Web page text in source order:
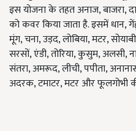
इस योजना के तहत अनाज, बाजरा,
को कवर किया जाता है. इसमें धान,
मूंग, चना, उड़द, लोबिया, मटर,
सरसों, एंडी, तोरिया, कुसुम,
संतरा, अमरूद, लीची, पपीता,
अदरक, टमाटर, मटर और फूलगोभी